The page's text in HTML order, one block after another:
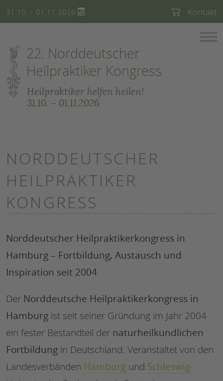
31.10. – 01.11.2026 Kontakt
22. Norddeutscher
Heilpraktiker Kongress
Heilpraktiker helfen heilen!
31.10. – 01.11.2026
NORDDEUTSCHER
HEILPRAKTIKER
KONGRESS
Norddeutscher Heilpraktikerkongress in
Hamburg – Fortbildung, Austausch und
Inspiration seit 2004
Der Norddeutsche Heilpraktikerkongress in
Hamburg ist seit seiner Gründung im Jahr 2004
ein fester Bestandteil der naturheilkundlichen
Fortbildung in Deutschland. Veranstaltet von den
Landesverbänden Hamburg und Schleswig-